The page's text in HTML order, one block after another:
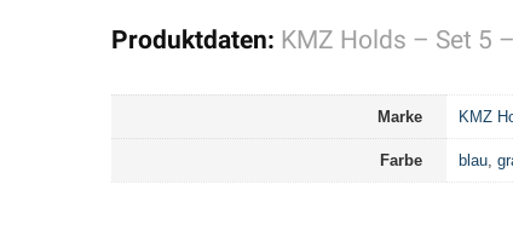
Produktdaten: KMZ Holds – Set 5
Marke KMZ
Farbe blau,